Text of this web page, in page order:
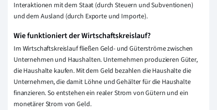
Interaktionen mit dem Staat (durch Steuern und Subventionen)
und dem Ausland (durch Exporte und Importe).
Wie funktioniert der Wirtschaftskreislauf?
Im Wirtschaftskreislauf fließen Geld- und Güterströme zwischen
Unternehmen und Haushalten. Unternehmen produzieren Güter,
die Haushalte kaufen. Mit dem Geld bezahlen die Haushalte die
Unternehmen, die damit Löhne und Gehälter für die Haushalte
finanzieren. So entstehen ein realer Strom von Gütern und ein
monetärer Strom von Geld.